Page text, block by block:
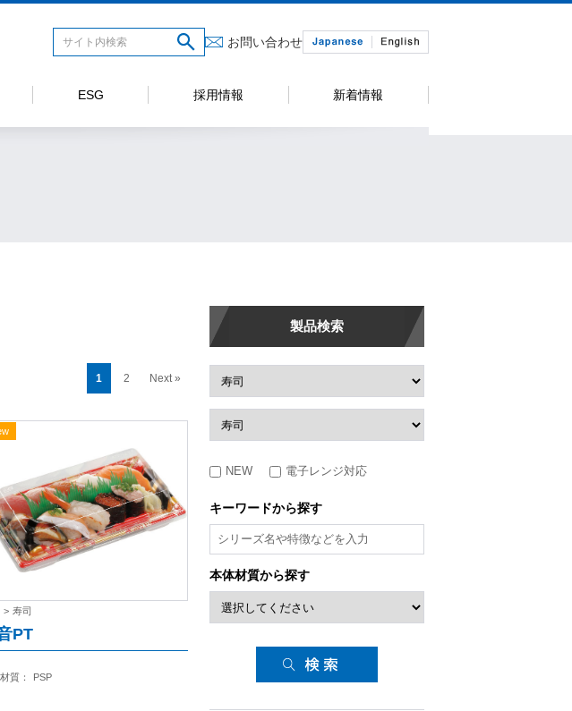
お問い合わせ
ESG 採用情報 新着情報
1 2 Next »
> 寿司
PT
質： PSP
製品検索
NEW 電子レンジ対応
キーワードから探す
本体材質から探す